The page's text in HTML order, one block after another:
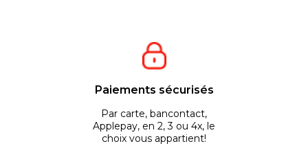
Paiements sécurisés
Par carte, bancontact,
Applepay, en 2, 3 ou 4x, le
choix vous appartient!